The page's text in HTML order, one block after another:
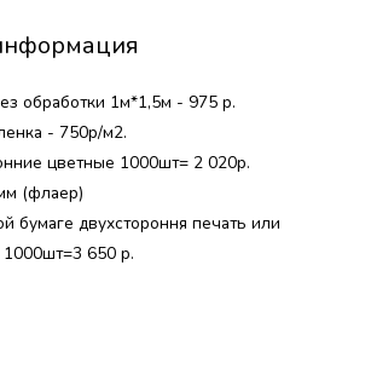
обработки 1м*1,5м - 975 р.
- 750р/м2.
цветные 1000шт= 2 020р.
(флаер)
бумаге двухстороння печать или
650 р.